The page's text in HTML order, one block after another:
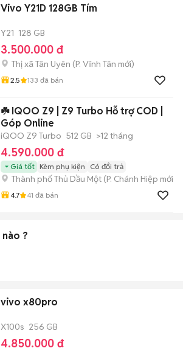
Vivo Y21D 128GB Tím
Y21 128 GB
3.500.000 đ
Thị xã Tân Uyên (P. Vĩnh Tân mới)
2.5 133 đã bán
☘️ IQOO Z9 | Z9 Turbo Hỗ trợ COD |
Góp Online
iQOO Z9 Turbo 512 GB >12 tháng
4.590.000 đ
Giá tốt Kèm phụ kiện Có đổi trả
Thành phố Thủ Dầu Một (P. Chánh Hiệp mới)
4.7 41 đã bán
nào ?
vivo x80pro
X100s 256 GB
4.850.000 đ